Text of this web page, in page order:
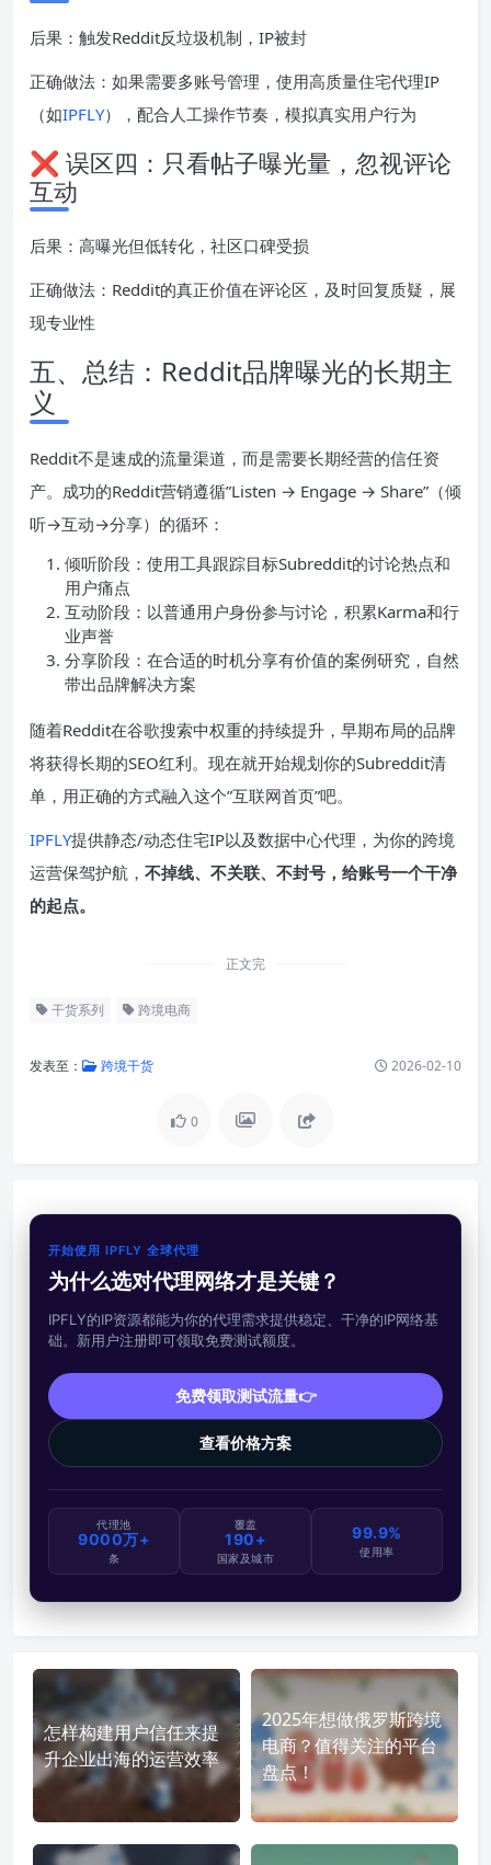
后果：触发Reddit反垃圾机制，IP被封
正确做法：如果需要多账号管理，使用高质量住宅代理IP
（如IPFLY），配合人工操作节奏，模拟真实用户行为
❌ 误区四：只看帖子曝光量，忽视评论
互动
后果：高曝光但低转化，社区口碑受损
正确做法：Reddit的真正价值在评论区，及时回复质疑，展
现专业性
五、总结：Reddit品牌曝光的长期主
义
Reddit不是速成的流量渠道，而是需要长期经营的信任资
产。成功的Reddit营销遵循”Listen → Engage → Share”（倾
听→互动→分享）的循环：
倾听阶段：使用工具跟踪目标Subreddit的讨论热点和
用户痛点
互动阶段：以普通用户身份参与讨论，积累Karma和行
业声誉
分享阶段：在合适的时机分享有价值的案例研究，自然
带出品牌解决方案
随着Reddit在谷歌搜索中权重的持续提升，早期布局的品牌
将获得长期的SEO红利。现在就开始规划你的Subreddit清
单，用正确的方式融入这个”互联网首页”吧。
IPFLY提供静态/动态住宅IP以及数据中心代理，为你的跨境
运营保驾护航， 不掉线、不关联、不封号，给账号一个干净
的起点。
正文完
干货系列 跨境电商
发表至： 跨境干货 2026-02-10
0
开始使用 IPFLY 全球代理
为什么选对代理网络才是关键？
IPFLY的IP资源都能为你的代理需求提供稳定、干净的IP网络基
础。新用户注册即可领取免费测试额度。
免费领取测试流量👉
查看价格方案
代理池
9000万+
条
覆盖
190+
国家及城市
99.9%
使用率
怎样构建用户信任来提
升企业出海的运营效率
2025年想做俄罗斯跨境
电商？值得关注的平台
盘点！